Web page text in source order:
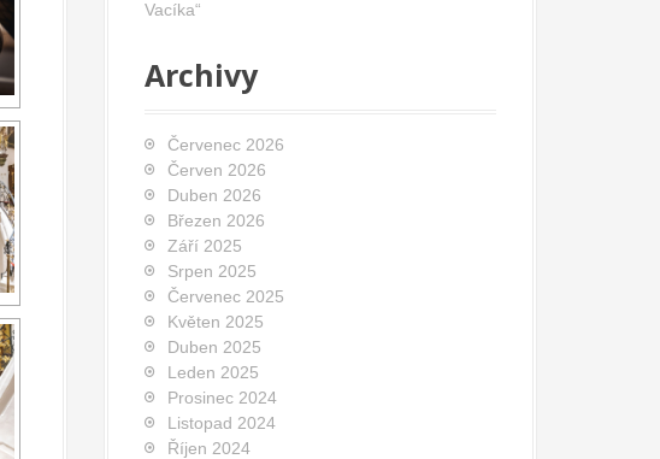
Vacíka“
Archivy
Červenec 2026
Červen 2026
Duben 2026
Březen 2026
Září 2025
Srpen 2025
Červenec 2025
Květen 2025
Duben 2025
Leden 2025
Prosinec 2024
Listopad 2024
Říjen 2024